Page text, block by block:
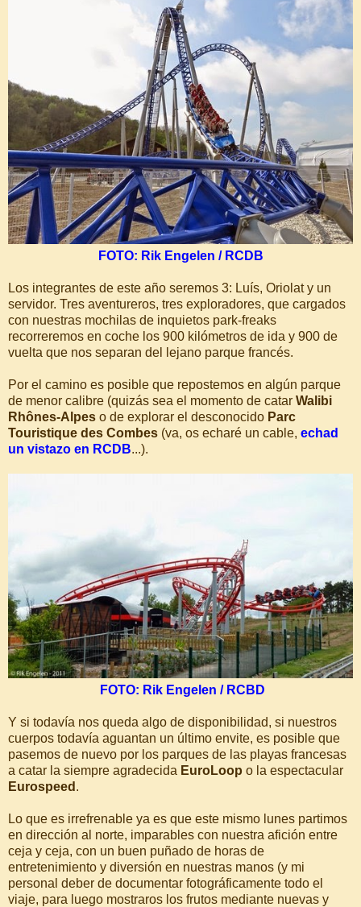
FOTO: Rik Engelen / RCDB
Los integrantes de este año seremos 3: Luís, Oriolat y un
servidor. Tres aventureros, tres exploradores, que cargados
con nuestras mochilas de inquietos park-freaks
recorreremos en coche los 900 kilómetros de ida y 900 de
vuelta que nos separan del lejano parque francés.
Por el camino es posible que repostemos en algún parque
de menor calibre (quizás sea el momento de catar Walibi
Rhônes-Alpes o de explorar el desconocido Parc
Touristique des Combes (va, os echaré un cable, echad
un vistazo en RCDB...).
FOTO: Rik Engelen / RCBD
Y si todavía nos queda algo de disponibilidad, si nuestros
cuerpos todavía aguantan un último envite, es posible que
pasemos de nuevo por los parques de las playas francesas
a catar la siempre agradecida EuroLoop o la espectacular
Eurospeed .
Lo que es irrefrenable ya es que este mismo lunes partimos
en dirección al norte, imparables con nuestra afición entre
ceja y ceja, con un buen puñado de horas de
entretenimiento y diversión en nuestras manos (y mi
personal deber de documentar fotográficamente todo el
viaje, para luego mostraros los frutos mediante nuevas y